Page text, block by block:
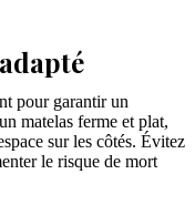
pour garantir un
matelas ferme et plat,
sur les côtés. Évitez
le risque de mort